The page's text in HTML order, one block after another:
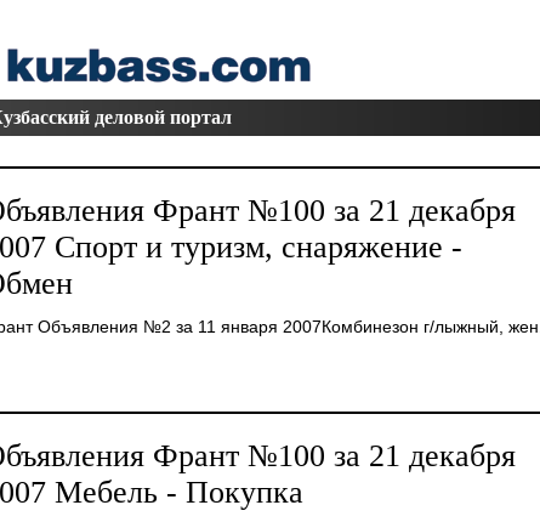
деловой портал
Франт №100 за 21 декабря
Спорт и туризм, снаряжение -
Объявления №2 за 11 января 2007Комбинезон г/лыжный, жен.,
Франт №100 за 21 декабря
Мебель - Покупка